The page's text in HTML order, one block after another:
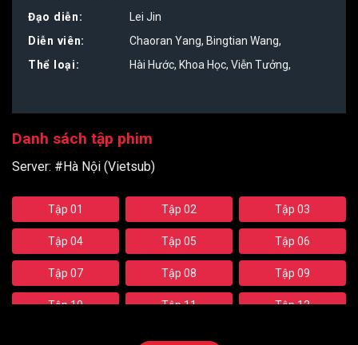
Đạo diễn:
Lei Jin
Diễn viên:
Chaoran Yang, Bingtian Wang,
Thể loại:
Hài Hước, Khoa Học, Viễn Tưởng,
Danh sách tập phim
Server: #Hà Nội (Vietsub)
Tập 01 Tập 02 Tập 03
Tập 04 Tập 05 Tập 06
Tập 07 Tập 08 Tập 09
Tập 10 Tập 11 Tập 12